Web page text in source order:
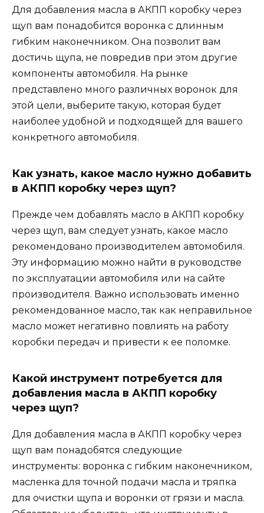
Для добавления масла в АКПП коробку через
щуп вам понадобится воронка с длинным
гибким наконечником. Она позволит вам
достичь щупа, не повредив при этом другие
компоненты автомобиля. На рынке
представлено много различных воронок для
этой цели, выберите такую, которая будет
наиболее удобной и подходящей для вашего
конкретного автомобиля.
Как узнать, какое масло нужно добавить
в АКПП коробку через щуп?
Прежде чем добавлять масло в АКПП коробку
через щуп, вам следует узнать, какое масло
рекомендовано производителем автомобиля.
Эту информацию можно найти в руководстве
по эксплуатации автомобиля или на сайте
производителя. Важно использовать именно
рекомендованное масло, так как неправильное
масло может негативно повлиять на работу
коробки передач и привести к ее поломке.
Какой инструмент потребуется для
добавления масла в АКПП коробку
через щуп?
Для добавления масла в АКПП коробку через
щуп вам понадобятся следующие
инструменты: воронка с гибким наконечником,
масленка для точной подачи масла и тряпка
для очистки щупа и воронки от грязи и масла.